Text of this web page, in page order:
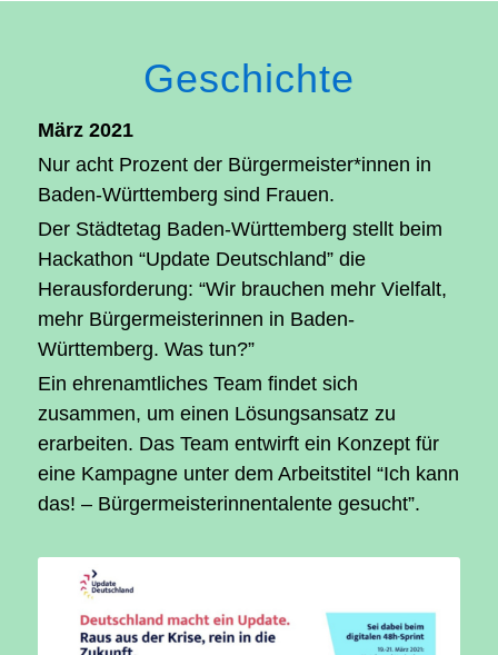
Geschichte
März 2021
Nur acht Prozent der Bürgermeister*innen in
Baden-Württemberg sind Frauen.
Der Städtetag Baden-Württemberg stellt beim
Hackathon “Update Deutschland” die
Herausforderung: “Wir brauchen mehr Vielfalt,
mehr Bürgermeisterinnen in Baden-
Württemberg. Was tun?”
Ein ehrenamtliches Team findet sich
zusammen, um einen Lösungsansatz zu
erarbeiten. Das Team entwirft ein Konzept für
eine Kampagne unter dem Arbeitstitel “Ich kann
das! – Bürgermeisterinnentalente gesucht”.